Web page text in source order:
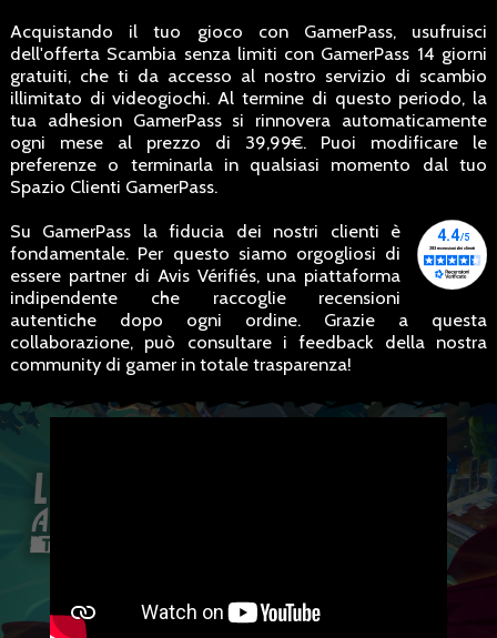
Acquistando il tuo gioco con GamerPass, usufruisci
dell'offerta Scambia senza limiti con GamerPass 14 giorni
gratuiti, che ti da accesso al nostro servizio di scambio
illimitato di videogiochi. Al termine di questo periodo, la
tua adhesion GamerPass si rinnovera automaticamente
ogni mese al prezzo di 39,99€. Puoi modificare le
preferenze o terminarla in qualsiasi momento dal tuo
Spazio Clienti GamerPass.
Su GamerPass la fiducia dei nostri clienti è
fondamentale. Per questo siamo orgogliosi di
essere partner di Avis Vérifiés, una piattaforma
indipendente che raccoglie recensioni
autentiche dopo ogni ordine. Grazie a questa
collaborazione, può consultare i feedback della nostra
community di gamer in totale trasparenza!